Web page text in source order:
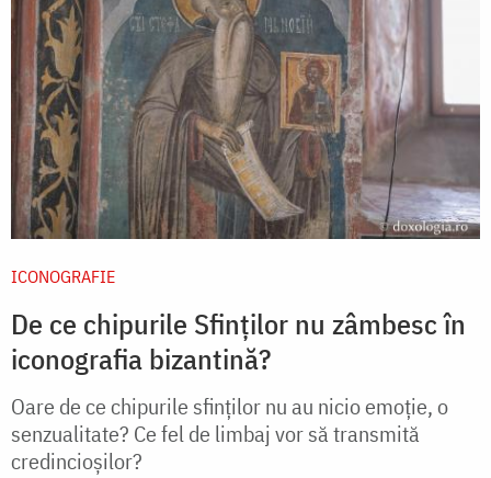
ICONOGRAFIE
De ce chipurile Sfinților nu zâmbesc în
iconografia bizantină?
Oare de ce chipurile sfinților nu au nicio emoție, o
senzualitate? Ce fel de limbaj vor să transmită
credincioșilor?